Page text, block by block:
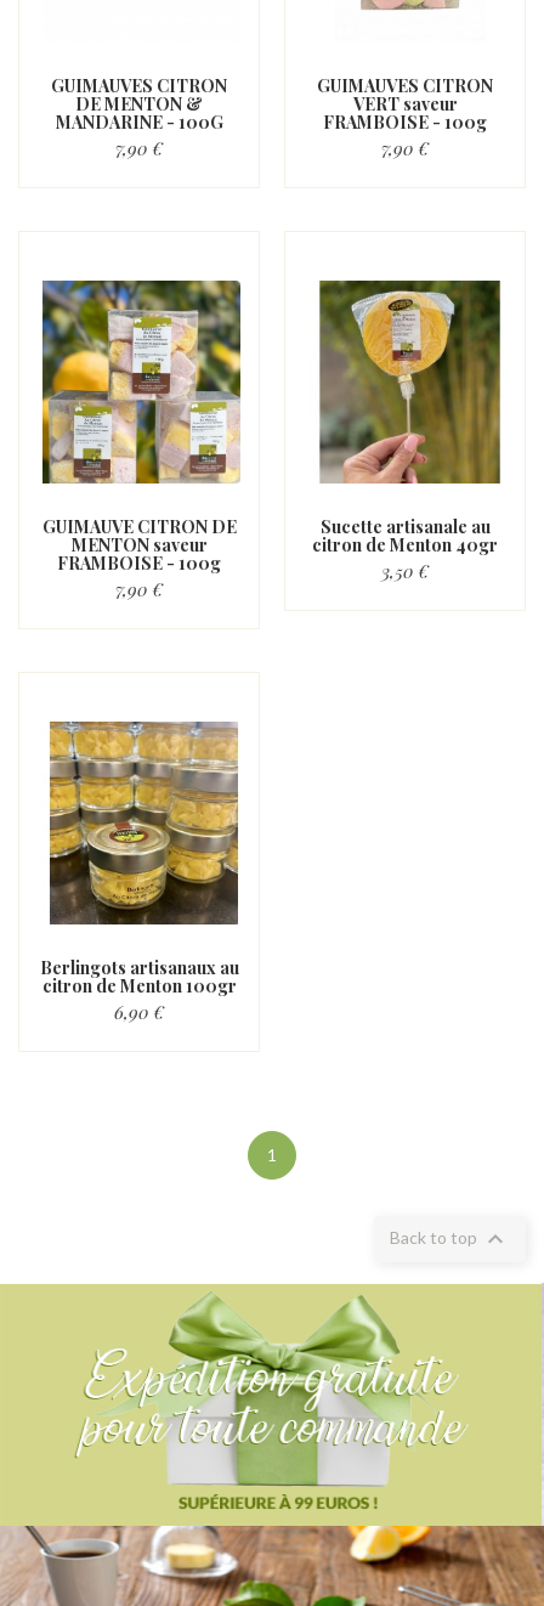
GUIMAUVES CITRON
DE MENTON &
MANDARINE - 100G
7,90 €
GUIMAUVES CITRON
VERT saveur
FRAMBOISE - 100g
7,90 €
GUIMAUVE CITRON DE
MENTON saveur
FRAMBOISE - 100g
7,90 €
Sucette artisanale au
citron de Menton 40gr
3,50 €
Berlingots artisanaux au
citron de Menton 100gr
6,90 €
1
Back to top 